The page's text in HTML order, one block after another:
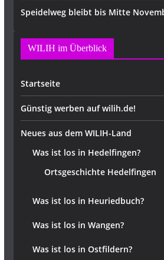
Speidelweg bleibt bis Mitte
WILIH im Überblick
Startseite
Günstig werben auf wilih.de!
Neues aus dem WILIH-Land
Was ist los in Hedelfingen?
Ortsgeschichte Hedelfingen
Was ist los in Heuriedbuch?
Was ist los in Wangen?
Was ist los in Ostfildern?